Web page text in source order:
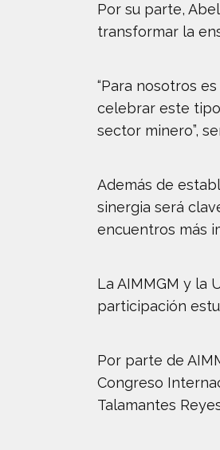
Por su parte,
transformar la
“Para nosotros
celebrar este
sector minero”,
Además de
sinergia será
encuentros más
La AIMMGM y la
participación
Por parte de
Congreso
Talamantes